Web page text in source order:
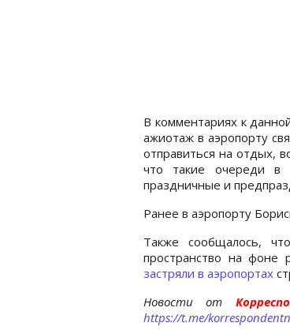
В комментариях к
ажиотаж в аэропорту
отправиться на отдых,
что такие очереди в
праздничные и
Ранее в аэропорту
Также сообщалось,
пространство на фоне
застряли в аэропортах
Новости от
https://t.me/